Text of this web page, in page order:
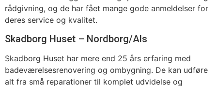
rådgivning, og de har fået mange gode anmeldelser for
deres service og kvalitet.
Skadborg Huset – Nordborg/Als
Skadborg Huset har mere end 25 års erfaring med
badeværelsesrenovering og ombygning. De kan udføre
alt fra små reparationer til komplet udvidelse og